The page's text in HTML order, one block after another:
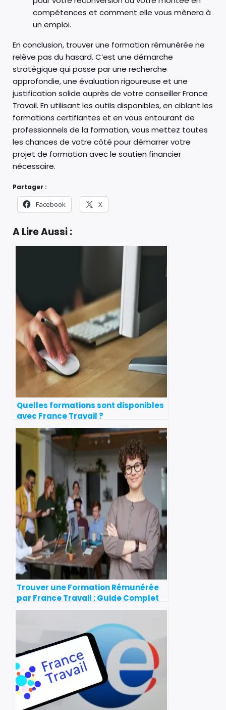
compétences et comment elle vous mènera à
un emploi.
En conclusion, trouver une formation rémunérée ne
relève pas du hasard. C’est une démarche
stratégique qui passe par une recherche
approfondie, une évaluation rigoureuse et une
justification solide auprès de votre conseiller France
Travail. En utilisant les outils disponibles, en ciblant les
formations certifiantes et en vous entourant de
professionnels de la formation, vous mettez toutes
les chances de votre côté pour démarrer votre
projet de formation avec le soutien financier
nécessaire.
Partager :
Facebook X
A Lire Aussi :
Quelles formations sont disponibles
avec France Travail ?
Trouver une Formation Rémunérée
par France Travail : Guide Complet